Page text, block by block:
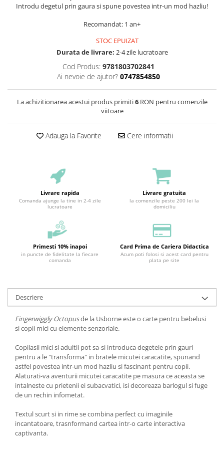
Introdu degetul prin gaura si spune povestea intr-un mod hazliu!
Recomandat: 1 an+
STOC EPUIZAT
Durata de livrare: 2-4 zile lucratoare
Cod Produs: 9781803702841
Ai nevoie de ajutor? 0747854850
La achizitionarea acestui produs primiti6RON pentru comenzile
viitoare
Adauga la Favorite Cere informatii
Livrare rapida
Comanda ajunge la tine in 2-4 zile
lucratoare
Livrare gratuita
la comenzile peste 200 lei la
domiciliu
Primesti 10% inapoi
in puncte de fidelitate la fiecare
comanda
Card Prima de Cariera Didactica
Acum poti folosi si acest card pentru
plata pe site
Descriere
Fingerwiggly Octopusde la Usborne este o carte pentru bebelusi
si copii mici cu elemente senzoriale.
Copilasii mici si adultii pot sa-si introduca degetele prin gauri
pentru a le "transforma" in bratele micutei caracatite, spunand
astfel povestea intr-un mod hazliu si fascinant pentru copii.
Alaturati-va aventurii micutei caracatite pe masura ce aceasta se
intalneste cu prietenii ei subacvatici, isi decoreaza barlogul si fuge
de un rechin infometat.
Textul scurt si in rime se combina perfect cu imaginile
incantatoare, trasnformand cartea intr-o carte interactiva
captivanta.